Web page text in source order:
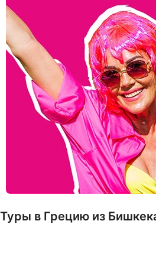
Туры в Грецию из